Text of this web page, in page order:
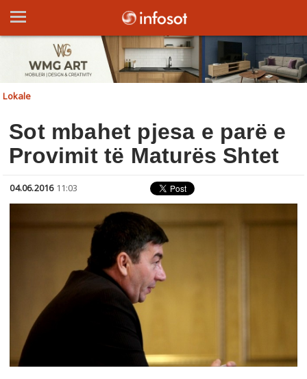
Lokale
Sot mbahet pjesa e parë e
Provimit të Maturës Shtet
04.06.2016 11:03